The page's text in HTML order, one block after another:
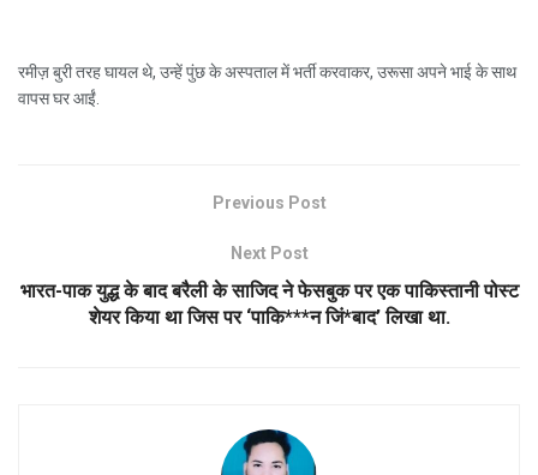
रमीज़ बुरी तरह घायल थे, उन्हें पुंछ के अस्पताल में भर्ती करवाकर, उरूसा अपने भाई के साथ
वापस घर आईं.
Previous Post
Next Post
भारत-पाक युद्ध के बाद बरैली के साजिद ने फेसबुक पर एक पाकिस्तानी पोस्ट
शेयर किया था जिस पर ‘पाकि***न जिं*बाद’ लिखा था.